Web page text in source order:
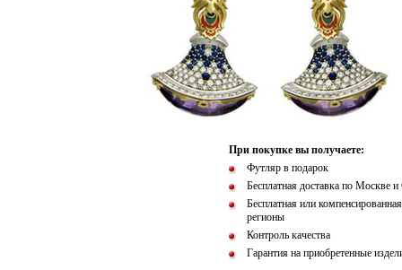
При покупке вы получаете:
Футляр в подарок
Бесплатная доставка по Москве
Бесплатная или
регионы
Контроль качества
Гарантия на приобретенные